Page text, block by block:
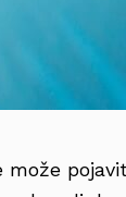
može